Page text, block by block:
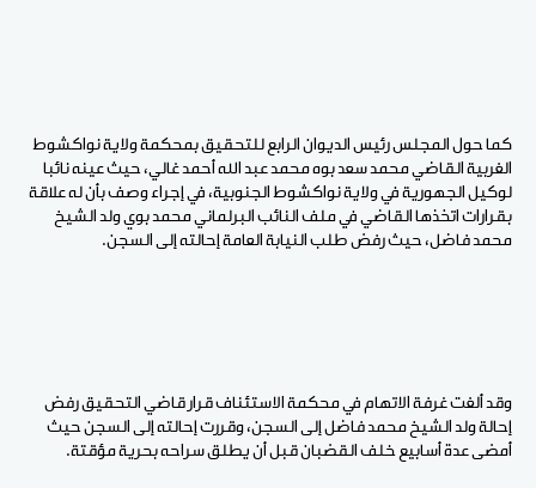
كما حول المجلس رئيس الديوان الرابع للتحقيق بمحكمة ولاية نواكشوط
الغربية القاضي محمد سعد بوه محمد عبد الله أحمد غالي، حيث عينه نائبا
لوكيل الجهورية في ولاية نواكشوط الجنوبية، في إجراء وصف بأن له علاقة
بقرارات اتخذها القاضي في ملف النائب البرلماني محمد بوي ولد الشيخ
محمد فاضل، حيث رفض طلب النيابة العامة إحالته إلى السجن.
وقد ألغت غرفة الاتهام في محكمة الاستئناف قرار قاضي التحقيق رفض
إحالة ولد الشيخ محمد فاضل إلى السجن، وقررت إحالته إلى السجن حيث
أمضى عدة أسابيع خلف القضبان قبل أن يطلق سراحه بحرية مؤقتة.